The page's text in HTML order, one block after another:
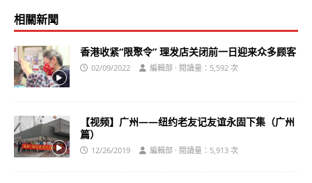
相關新聞
香港收紧“限聚令” 理发店关闭前一日迎来众多顾客
02/09/2022 編輯部 · 閱讀量：5,592 次
【视频】广州——纽约老友记友谊永固下集（广州
篇）
12/26/2019 編輯部 · 閱讀量：5,913 次